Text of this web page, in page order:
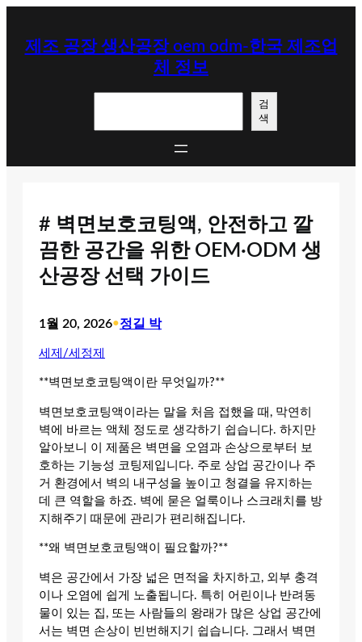
제조 공장 생산공장 oem odm-한국 제조업
체 정보
검
색
# 벽면보호코팅액, 안전하고 깔
끔한 공간을 위한 OEM·ODM 생
산공장 선택 가이드
1월 20, 2026•정길 박
세제/세정제
**벽면보호코팅액이란 무엇일까?**
벽면보호코팅액이라는 말을 처음 접했을 때, 막연히
벽에 바르는 액체 정도로 생각하기 쉽습니다. 하지만
알아보니 이 제품은 벽면을 오염과 손상으로부터 보
호하는 기능성 코팅제입니다. 주로 상업 공간이나 주
거 환경에서 벽의 내구성을 높이고 청결을 유지하는
데 큰 역할을 하죠. 벽에 묻은 얼룩이나 스크래치를 방
지해주기 때문에 관리가 편리해집니다.
**왜 벽면보호코팅액이 필요할까?**
벽은 공간에서 가장 넓은 면적을 차지하고, 외부 충격
이나 오염에 쉽게 노출됩니다. 특히 어린이나 반려동
물이 있는 집, 또는 사람들의 왕래가 많은 상업 공간에
서는 벽면 손상이 빈번해지기 쉽습니다. 그래서 벽면